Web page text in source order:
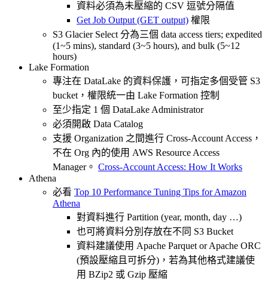
資料必須為未壓縮的 CSV 逗號分隔值
Get Job Output (GET output) 權限
S3 Glacier Select 分為三個 data access tiers; expedited
(1~5 mins), standard (3~5 hours), and bulk (5~12
hours)
Lake Formation
專注在 DataLake 的資料保護，可指定多個受管 S3
bucket，權限統一由 Lake Formation 控制
至少指定 1 個 DataLake Administrator
必須開啟 Data Catalog
支援 Organization 之間進行 Cross-Account Access，
不在 Org 內的使用 AWS Resource Access
Manager。 Cross-Account Access: How It Works
Athena
必看 Top 10 Performance Tuning Tips for Amazon
Athena
對資料進行 Partition (year, month, day …)
也可將資料分別存放在不同 S3 Bucket
資料建議使用 Apache Parquet or Apache ORC
(預設壓縮且可拆分)，若為其他格式建議使
用 BZip2 或 Gzip 壓縮